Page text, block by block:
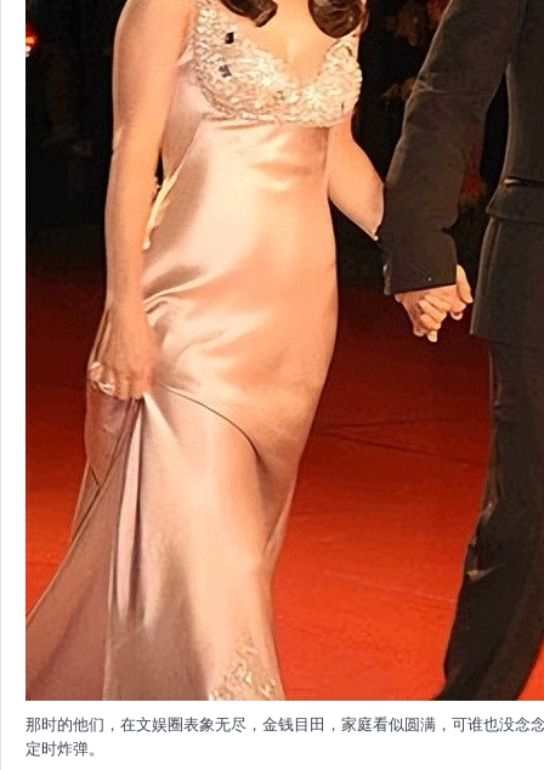
那时的他们，在文娱圈表象无尽，金钱目田，家庭看似圆满，可谁也没念
定时炸弹。